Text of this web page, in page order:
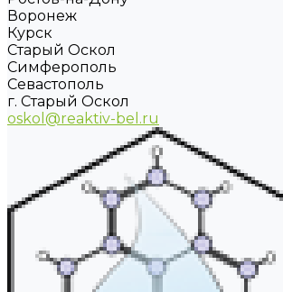
Воронеж
Курск
Старый Оскол
Симферополь
Севастополь
г. Старый Оскол
oskol@reaktiv-bel.ru